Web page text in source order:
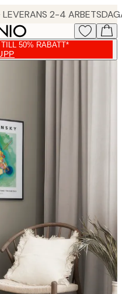
2-4
50% RABATT*